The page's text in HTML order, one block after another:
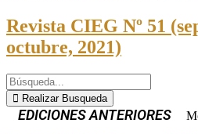
Revista CIEG Nº 51
octubre, 2021)
Realizar Busqueda